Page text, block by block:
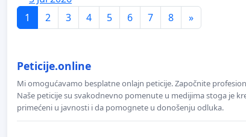
1
2 3 4 5 6 7 8 »
Peticije.online
Mi omogućavamo besplatne onlajn peticije. Započnite
Naše peticije su svakodnevno pomenute u medijima stoga je
primećeni u javnosti i da pomognete u donošenju odluka.